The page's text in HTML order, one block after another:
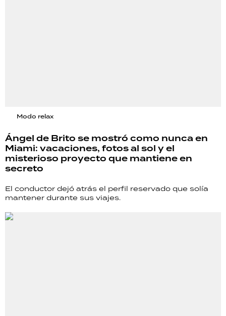
Modo relax
Ángel de Brito se mostró como nunca en
Miami: vacaciones, fotos al sol y el
misterioso proyecto que mantiene en
secreto
El conductor dejó atrás el perfil reservado que solía
mantener durante sus viajes.